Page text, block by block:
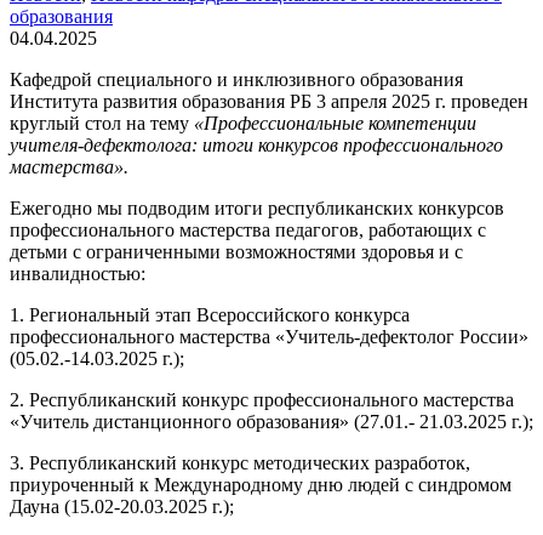
образования
04.04.2025
Кафедрой специального и инклюзивного образования
Института развития образования РБ 3 апреля 2025 г. проведен
круглый стол на тему «Профессиональные компетенции
учителя-дефектолога: итоги конкурсов профессионального
мастерства».
Ежегодно мы подводим итоги республиканских конкурсов
профессионального мастерства педагогов, работающих с
детьми с ограниченными возможностями здоровья и с
инвалидностью:
1. Региональный этап Всероссийского конкурса
профессионального мастерства «Учитель-дефектолог России»
(05.02.-14.03.2025 г.);
2. Республиканский конкурс профессионального мастерства
«Учитель дистанционного образования» (27.01.- 21.03.2025 г.);
3. Республиканский конкурс методических разработок,
приуроченный к Международному дню людей с синдромом
Дауна (15.02-20.03.2025 г.);